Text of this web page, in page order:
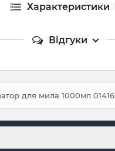
Характеристики
Відгуки
для мила 1000мл 01416